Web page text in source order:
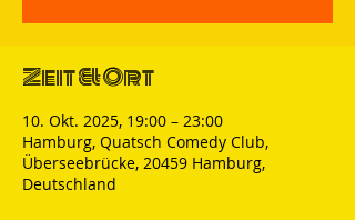
Zeit & Ort
10. Okt. 2025, 19:00 – 23:00
Hamburg, Quatsch Comedy Club,
Überseebrücke, 20459 Hamburg,
Deutschland